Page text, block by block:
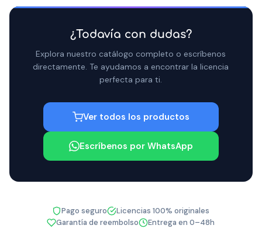
¿Todavía con dudas?
Explora nuestro catálogo completo o escríbenos
directamente. Te ayudamos a encontrar la licencia
perfecta para ti.
Ver todos los productos
Escríbenos por WhatsApp
Pago seguro
Licencias 100% originales
Garantía de reembolso
Entrega en 0–48h